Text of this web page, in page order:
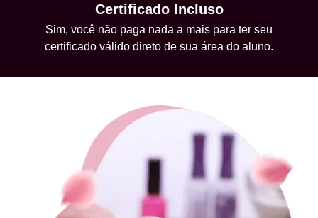
Certificado Incluso
Sim, você não paga nada a mais para ter seu
certificado válido direto de sua área do aluno.